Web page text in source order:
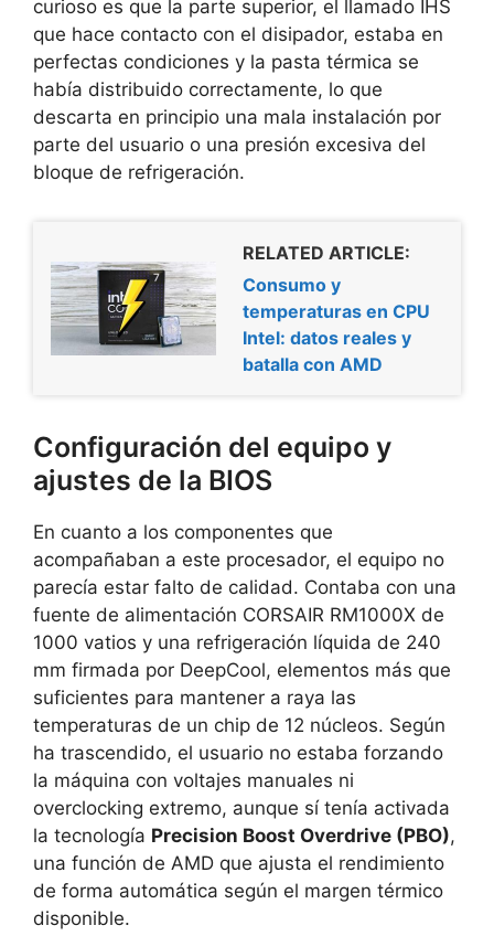
curioso es que la parte superior, el llamado IHS
que hace contacto con el disipador, estaba en
perfectas condiciones y la pasta térmica se
había distribuido correctamente, lo que
descarta en principio una mala instalación por
parte del usuario o una presión excesiva del
bloque de refrigeración.
RELATED ARTICLE:
Consumo y
temperaturas en CPU
Intel: datos reales y
batalla con AMD
Configuración del equipo y
ajustes de la BIOS
En cuanto a los componentes que
acompañaban a este procesador, el equipo no
parecía estar falto de calidad. Contaba con una
fuente de alimentación CORSAIR RM1000X de
1000 vatios y una refrigeración líquida de 240
mm firmada por DeepCool, elementos más que
suficientes para mantener a raya las
temperaturas de un chip de 12 núcleos. Según
ha trascendido, el usuario no estaba forzando
la máquina con voltajes manuales ni
overclocking extremo, aunque sí tenía activada
la tecnología Precision Boost Overdrive (PBO),
una función de AMD que ajusta el rendimiento
de forma automática según el margen térmico
disponible.